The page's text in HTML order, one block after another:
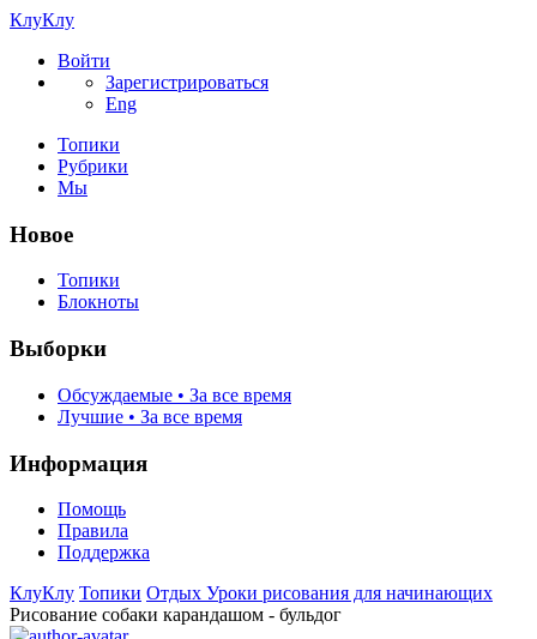
КлуКлу
Войти
Зарегистрироваться
Eng
Топики
Рубрики
Мы
Новое
Топики
Блокноты
Выборки
Обсуждаемые • За все время
Лучшие • За все время
Информация
Помощь
Правила
Поддержка
КлуКлу Топики Отдых Уроки рисования для начинающих
Рисование собаки карандашом - бульдог